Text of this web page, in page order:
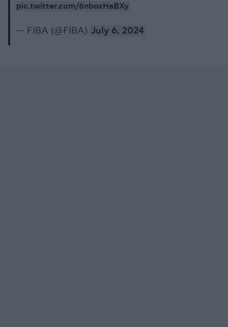
pic.twitter.com/6nboxHaBXy
— FIBA (@FIBA) July 6, 2024